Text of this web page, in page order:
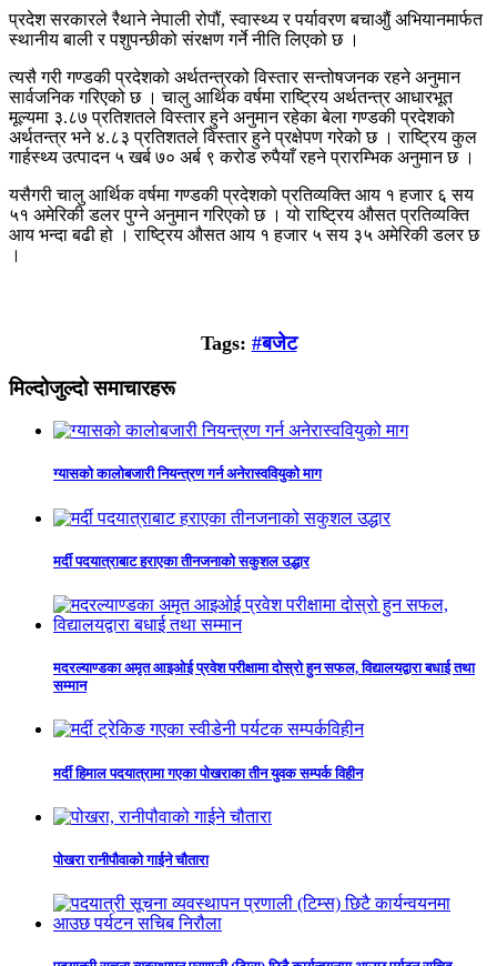
प्रदेश सरकारले रैथाने नेपाली रोपौं, स्वास्थ्य र पर्यावरण बचाऔुं अभियानमार्फत
स्थानीय बाली र पशुपन्छीको संरक्षण गर्ने नीति लिएको छ ।
त्यसै गरी गण्डकी प्रदेशको अर्थतन्त्रको विस्तार सन्तोषजनक रहने अनुमान
सार्वजनिक गरिएको छ । चालु आर्थिक वर्षमा राष्ट्रिय अर्थतन्त्र आधारभूत
मूल्यमा ३.८७ प्रतिशतले विस्तार हुने अनुमान रहेका बेला गण्डकी प्रदेशको
अर्थतन्त्र भने ४.८३ प्रतिशतले विस्तार हुने प्रक्षेपण गरेको छ । राष्ट्रिय कुल
गार्हस्थ्य उत्पादन ५ खर्ब ७० अर्ब ९ करोड रुपैयाँ रहने प्रारम्भिक अनुमान छ ।
यसैगरी चालु आर्थिक वर्षमा गण्डकी प्रदेशको प्रतिव्यक्ति आय १ हजार ६ सय
५१ अमेरिकी डलर पुग्ने अनुमान गरिएको छ । यो राष्ट्रिय औसत प्रतिव्यक्ति
आय भन्दा बढी हो । राष्ट्रिय औसत आय १ हजार ५ सय ३५ अमेरिकी डलर छ
।
Tags: #बजेट
मिल्दोजुल्दो समाचारहरू
ग्यासको कालोबजारी नियन्त्रण गर्न अनेरास्ववियुको माग
मर्दी पदयात्राबाट हराएका तीनजनाको सकुशल उद्धार
मदरल्याण्डका अमृत आइओई प्रवेश परीक्षामा दोस्रो हुन सफल, विद्यालयद्वारा बधाई तथा
सम्मान
मर्दी हिमाल पदयात्रामा गएका पोखराका तीन युवक सम्पर्क विहीन
पोखरा रानीपौवाको गाईने चौतारा